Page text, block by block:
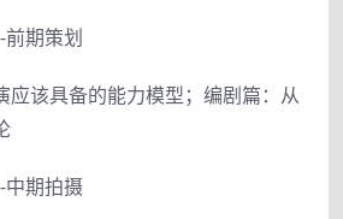
期策划
应该具备的能力模型；编剧篇：从
中期拍摄